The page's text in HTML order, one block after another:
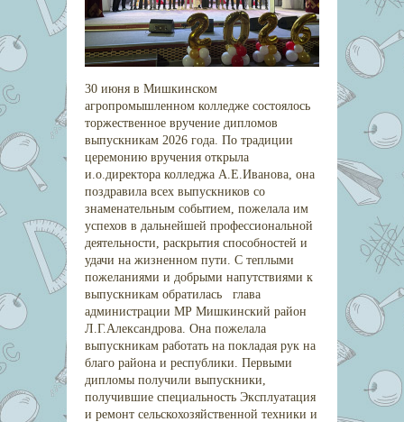
30 июня в Мишкинском
агропромышленном колледже состоялось
торжественное вручение дипломов
выпускникам 2026 года. По традиции
церемонию вручения открыла
и.о.директора колледжа А.Е.Иванова, она
поздравила всех выпускников со
знаменательным событием, пожелала им
успехов в дальнейшей профессиональной
деятельности, раскрытия способностей и
удачи на жизненном пути. С теплыми
пожеланиями и добрыми напутствиями к
выпускникам обратилась глава
администрации МР Мишкинский район
Л.Г.Александрова. Она пожелала
выпускникам работать на покладая рук на
благо района и республики. Первыми
дипломы получили выпускники,
получившие специальность Эксплуатация
и ремонт сельскохозяйственной техники и